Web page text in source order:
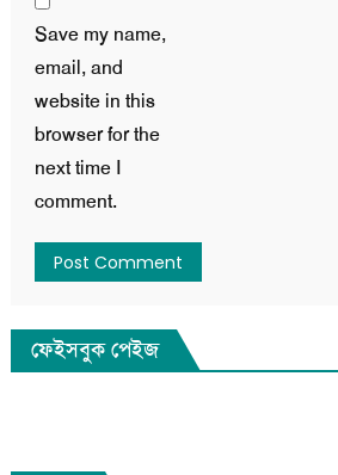
Save my name,
email, and
website in this
browser for the
next time I
comment.
ফেইসবুক পেইজ